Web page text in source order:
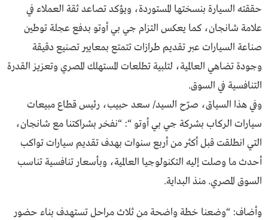
حققته السيارة بنسختها المستوردة، ويؤكد تصاعد ثقة العملاء في
علامة شانجان، كما يعكس التزام جي بي أوتو بدفع عجلة توطين
صناعة السيارات عبر تقديم طرازات تتمتع بمعايير تصنيع دقيقة
وجودة تضاهي العالمية، لتلبية تطلعات المستهلك المصري وتعزيز القدرة
التنافسية في السوق.
وفي هذا السياق، صرّح السيد/ سعد حبيب، رئيس قطاع مبيعات
سيارات الركاب بشركة جي بي أوتو “: “نفخر بشراكتنا مع شانجان،
التي انطلقت قبل أكثر من أربع سنوات بهدف تقديم سيارات تواكب
أحدث ما وصلت إليه التكنولوجيا العالمية، وبأسعار تنافسية تناسب
السوق المصري. منذ البداية.
وأضاف: “وضعنا خطة واضحة من ثلاث مراحل تستهدف بناء حضور